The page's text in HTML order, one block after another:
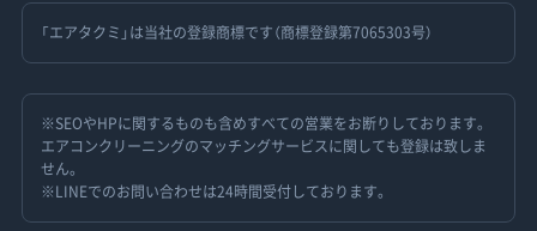
「エアタクミ」は当社の登録商標です（商標登録第7065303号）
※SEOやHPに関するものも含めすべての営業をお断りしております。
エアコンクリーニングのマッチングサービスに関しても登録は致しま
せん。
※LINEでのお問い合わせは24時間受付しております。